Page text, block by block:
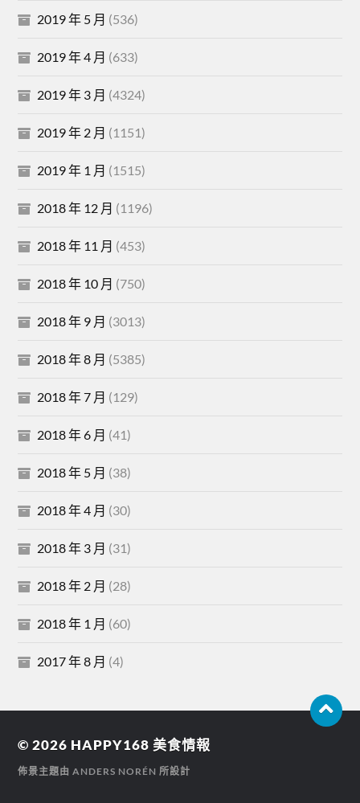
2019 年 5 月 (536)
2019 年 4 月 (633)
2019 年 3 月 (4324)
2019 年 2 月 (1151)
2019 年 1 月 (1515)
2018 年 12 月 (1196)
2018 年 11 月 (453)
2018 年 10 月 (750)
2018 年 9 月 (3013)
2018 年 8 月 (5385)
2018 年 7 月 (129)
2018 年 6 月 (41)
2018 年 5 月 (38)
2018 年 4 月 (30)
2018 年 3 月 (31)
2018 年 2 月 (28)
2018 年 1 月 (60)
2017 年 8 月 (4)
© 2026 HAPPY168 美食情報
佈景主題由ANDERS NORÉN 所設計